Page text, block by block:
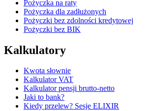
Pożyczka na raty
Pożyczka dla zadłużonych
Pożyczki bez zdolności kredytowej
Pożyczki bez BIK
Kalkulatory
Kwota słownie
Kalkulator VAT
Kalkulator pensji brutto-netto
Jaki to bank?
Kiedy przelew? Sesje ELIXIR